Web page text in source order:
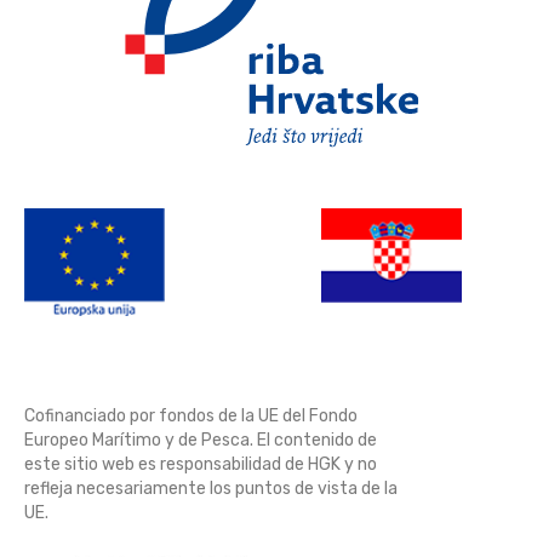
Cofinanciado por fondos de la UE del Fondo
Europeo Marítimo y de Pesca. El contenido de
este sitio web es responsabilidad de HGK y no
refleja necesariamente los puntos de vista de la
UE.